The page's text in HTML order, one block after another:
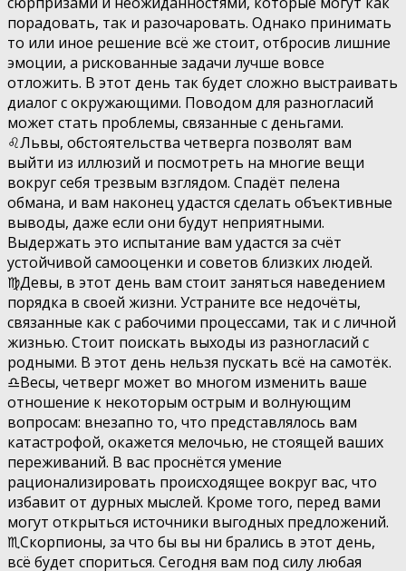
порадовать, так и разочаровать. Однако принимать
то или иное решение всё же стоит, отбросив лишние
эмоции, а рискованные задачи лучше вовсе
отложить. В этот день так будет сложно выстраивать
диалог с окружающими. Поводом для разногласий
может стать проблемы, связанные с деньгами.
♌️Львы, обстоятельства четверга позволят вам
выйти из иллюзий и посмотреть на многие вещи
вокруг себя трезвым взглядом. Спадёт пелена
обмана, и вам наконец удастся сделать объективные
выводы, даже если они будут неприятными.
Выдержать это испытание вам удастся за счёт
устойчивой самооценки и советов близких людей.
♍️Девы, в этот день вам стоит заняться наведением
порядка в своей жизни. Устраните все недочёты,
связанные как с рабочими процессами, так и с личной
жизнью. Стоит поискать выходы из разногласий с
родными. В этот день нельзя пускать всё на самотёк.
♎️Весы, четверг может во многом изменить ваше
отношение к некоторым острым и волнующим
вопросам: внезапно то, что представлялось вам
катастрофой, окажется мелочью, не стоящей ваших
переживаний. В вас проснётся умение
рационализировать происходящее вокруг вас, что
избавит от дурных мыслей. Кроме того, перед вами
могут открыться источники выгодных предложений.
♏️Скорпионы, за что бы вы ни брались в этот день,
всё будет спориться. Сегодня вам под силу любая